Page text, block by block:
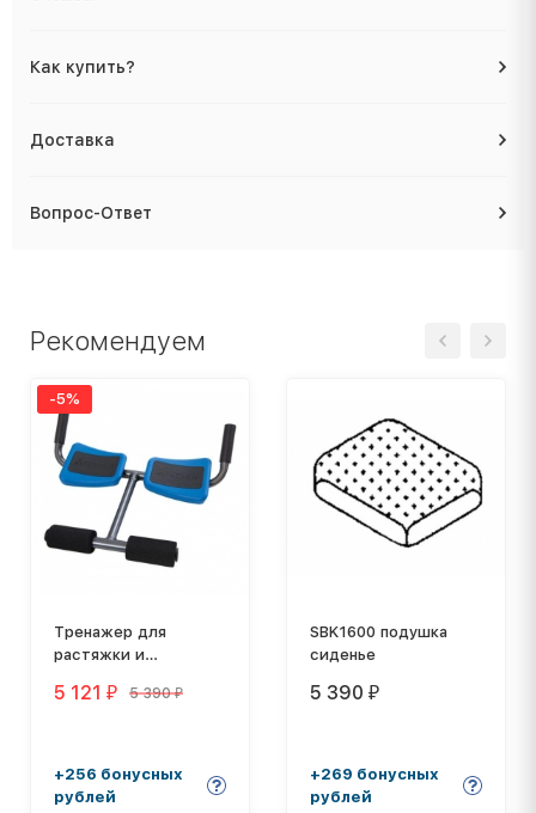
Как купить?
Доставка
Вопрос-Ответ
Рекомендуем
-5%
Тренажер для
растяжки и
5 121 ₽ 5 390₽
+256 бонусных
рублей
SBK1600 подушка
сиденье
5 390 ₽
+269 бонусных
рублей